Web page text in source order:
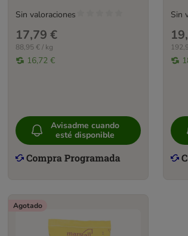
17,79 €
88,95 € / kg
16,72 €
Sin valoraciones
Avisadme cuando
esté disponible
Sin
Agotado